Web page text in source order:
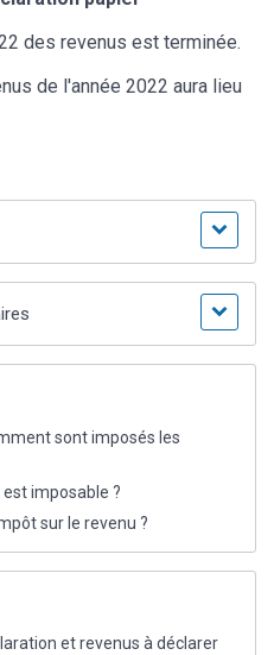
des revenus est terminée.
de l'année 2022 aura lieu
sont imposés les
est imposable ?
sur le revenu ?
et revenus à déclarer